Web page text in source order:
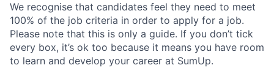
We recognise that candidates feel they need to meet
100% of the job criteria in order to apply for a job.
Please note that this is only a guide. If you don’t tick
every box, it’s ok too because it means you have room
to learn and develop your career at SumUp.